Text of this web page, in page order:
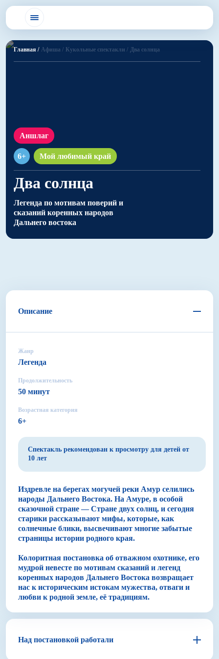
Главная / Афиша / Кукольные спектакли / Два солнца
6+ Мой любимый край
Аншлаг
Два солнца
Легенда по мотивам поверий и
сказаний коренных народов
Дальнего востока
Описание
Издревле на берегах могучей реки Амур селились
народы Дальнего Востока. На Амуре, в особой
сказочной стране — Стране двух солнц, и сегодня
старики рассказывают мифы, которые, как
солнечные блики, высвечивают многие забытые
страницы истории родного края.
Колоритная постановка об отважном охотнике, его
мудрой невесте по мотивам сказаний и легенд
коренных народов Дальнего Востока возвращает
нас к историческим истокам мужества, отваги и
любви к родной земле, её традициям.
Жанр
Легенда
Продолжительность
50 минут
Возрастная категория
6+
Спектакль рекомендован к просмотру для детей от
10 лет
Над постановкой работали